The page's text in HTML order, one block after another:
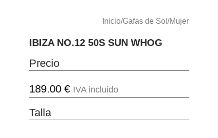
Inicio/Gafas de Sol/Mujer
IBIZA NO.12 50S SUN WHOG
Precio
189.00 € IVA incluido
Talla